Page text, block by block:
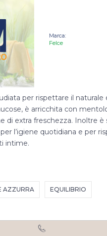
Marca:
Felce
per rispettare il naturale
è arricchita con
di extra freschezza. Inoltre è
l’igiene quotidiana e per
intime.
AZZURRA EQUILIBRIO